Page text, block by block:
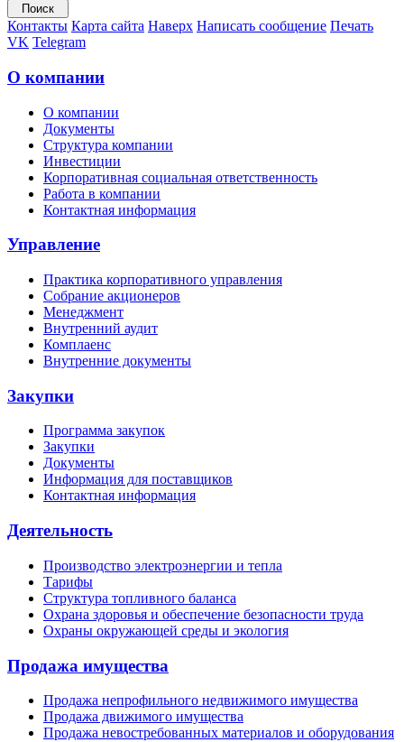
Контакты Карта сайта Наверх Написать сообщение Печать
VK Telegram
О компании
О компании
Документы
Структура компании
Инвестиции
Корпоративная социальная ответственность
Работа в компании
Контактная информация
Управление
Практика корпоративного управления
Собрание акционеров
Менеджмент
Внутренний аудит
Комплаенс
Внутренние документы
Закупки
Программа закупок
Закупки
Документы
Информация для поставщиков
Контактная информация
Деятельность
Производство электроэнергии и тепла
Тарифы
Структура топливного баланса
Охрана здоровья и обеспечение безопасности труда
Охраны окружающей среды и экология
Продажа имущества
Продажа непрофильного недвижимого имущества
Продажа движимого имущества
Продажа невостребованных материалов и оборудования